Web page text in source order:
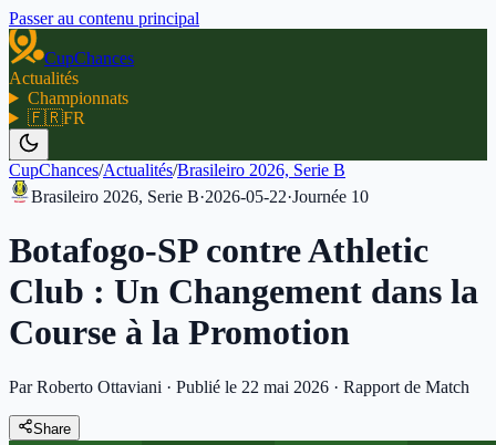
Passer au contenu principal
CupChances
Actualités
Championnats
🇫🇷FR
CupChances/Actualités/Brasileiro 2026, Serie B
Brasileiro 2026, Serie B·2026-05-22·Journée 10
Botafogo-SP contre Athletic
Club : Un Changement dans la
Course à la Promotion
Par Roberto Ottaviani · Publié le 22 mai 2026 · Rapport de Match
Share